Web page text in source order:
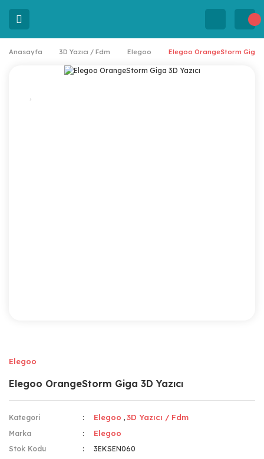
Anasayfa 3D Yazıcı / Fdm Elegoo Elegoo OrangeStorm Giga
Elegoo
Elegoo OrangeStorm Giga 3D Yazıcı
Kategori Elegoo ,3D Yazıcı / Fdm
Marka Elegoo
Stok Kodu
3EKSEN060